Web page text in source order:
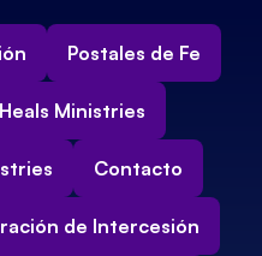
Postales de Fe
Ministries
Contacto
de Intercesión